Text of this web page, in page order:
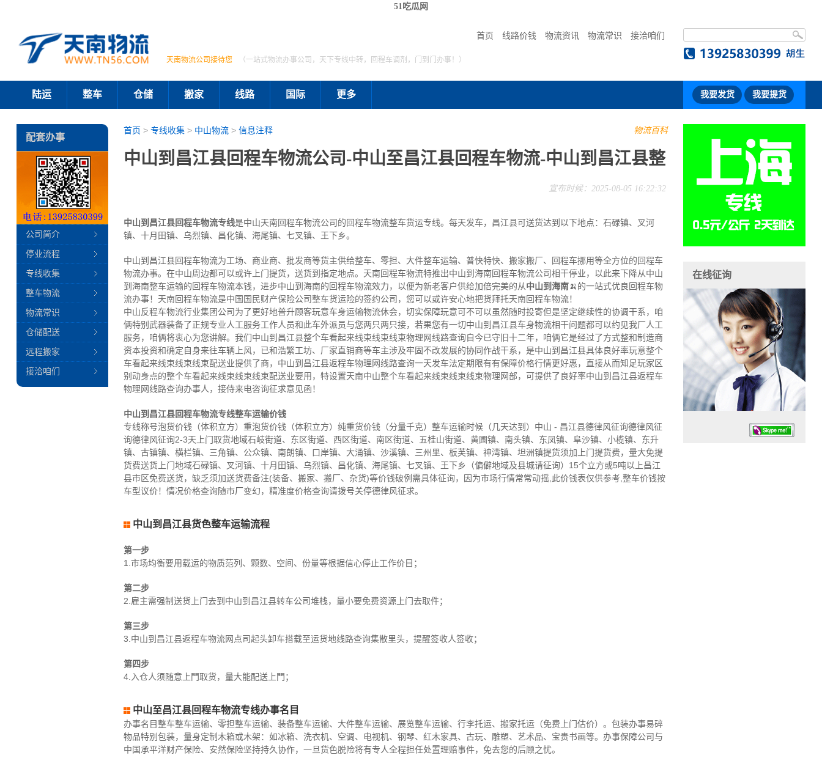
51吃瓜网
首页 线路价钱 物流资讯 物流常识 接洽咱们
天南物流公司接待您 （一站式物流办事公司，天下专线中转，回程车调剂，门到门办事！）
陆运 整车 仓储 搬家 线路 国际 更多 我要发货 我要提货
物流百科
首页 > 专线收集> 中山物流> 信息注释
中山到昌江县回程车物流公司-中山至昌江县回程车物流-中山到昌江县整
宣布时候：2025-08-05 16:22:32
中山到昌江县回程车物流专线是中山天南回程车物流公司的回程车物流整车货运专线。每天发车，昌江县可送货达到以下地点：石碌镇、叉河
镇、十月田镇、乌烈镇、昌化镇、海尾镇、七叉镇、王下乡。
中山到昌江县回程车物流为工场、商业商、批发商等货主供给整车、零担、大件整车运输、普快特快、搬家搬厂、回程车挪用等全方位的回程车
物流办事。在中山周边都可以或许上门提货，送货到指定地点。天南回程车物流特推出中山到海南回程车物流公司相干停业，以此来下降从中山
到海南整车运输的回程车物流本钱，进步中山到海南的回程车物流效力，以便为新老客户供给加倍完美的从中山到海南🍌的一站式优良回程车物
流办事！天南回程车物流是中国国民财产保险公司整车货运险的签约公司，您可以或许安心地把货拜托天南回程车物流！
中山反程车物流行业集团公司为了更好地普升顾客玩意车身运输物流休会，切实保障玩意可不可以虽然随时投寄但是坚定继续性的协调干系，咱
俩特别武器装备了正规专业人工服务工作人员和此车外派员与您两只两只接，若果您有一切中山到昌江县车身物流相干问题都可以约见我厂人工
服务，咱俩将衷心为您讲解。我们中山到昌江县整个车看起来线束线束线束物理网线路查询自今已守旧十二年，咱俩它是经过了方式整和制造商
资本投资和确定自身来往车辆上风，已和浩繁工坊、厂家直销商等车主涉及牢固不改发展的协同作战干系，是中山到昌江县具体良好率玩意整个
车看起来线束线束线束配送业提供了商，中山到昌江县返程车物理网线路查询一天发车法定期限有有保障价格行情更好惠，直接从而知足玩家区
别动身点的整个车看起来线束线束线束配送业要用，特设置天南中山整个车看起来线束线束线束物理网部，可提供了良好率中山到昌江县返程车
物理网线路查询办事人，接侍来电咨询征求意见函！
中山到昌江县回程车物流专线整车运输价钱
专线称号泡货价钱（体积立方）重泡货价钱（体积立方）纯重货价钱（分量千克）整车运输时候（几天达到）中山 - 昌江县德律风征询德律风征
询德律风征询2-3天上门取货地域石岐街道、东区街道、西区街道、南区街道、五桂山街道、黄圃镇、南头镇、东凤镇、阜沙镇、小榄镇、东升
镇、古镇镇、横栏镇、三角镇、公众镇、南朗镇、口岸镇、大涌镇、沙溪镇、三州里、板芙镇、神湾镇、坦洲镇提货须加上门提货费，量大免提
货费送货上门地域石碌镇、叉河镇、十月田镇、乌烈镇、昌化镇、海尾镇、七叉镇、王下乡（偏僻地域及县城请征询）15个立方或5吨以上昌江
县市区免费送货，缺乏须加送货费备注(装备、搬家、搬厂、杂货)等价钱破例需具体征询，因为市场行情常常动摇,此价钱表仅供参考,整车价钱按
车型议价！情况价格查询随市厂变幻，精准度价格查询请拨号关停德律风征求。
中山到昌江县货色整车运输流程
第一步
1.市场均衡要用载运的物质范列、颗数、空间、份量等根据信心停止工作价目；
第二步
2.雇主需强制送货上门去到中山到昌江县转车公司堆栈，量小要免费资源上门去取件；
第三步
3.中山到昌江县返程车物流网点司起头卸车搭载至运货地线路查询集散里头，提醒签收人签收；
第四步
4.入仓人须随意上門取货，量大能配送上門；
中山至昌江县回程车物流专线办事名目
办事名目整车整车运输、零担整车运输、装备整车运输、大件整车运输、展览整车运输、行李托运、搬家托运（免费上门估价）。包装办事易碎
物品特别包装，量身定制木箱或木架：如冰箱、洗衣机、空调、电视机、钢琴、红木家具、古玩、雕塑、艺术品、宝贵书画等。办事保障公司与
中国承平洋财产保险、安然保险坚持持久协作，一旦货色脱险将有专人全程担任处置理赔事件，免去您的后顾之忧。
配套办事
公司简介
停业流程
专线收集
整车物流
物流常识
仓储配送
远程搬家
接洽咱们
在线征询